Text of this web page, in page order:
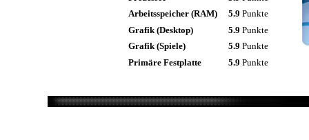
Arbeitsspeicher (RAM)
5.9 Punkte
Grafik (Desktop)
5.9 Punkte
Grafik (Spiele)
5.9 Punkte
Primäre Festplatte
5.9 Punkte